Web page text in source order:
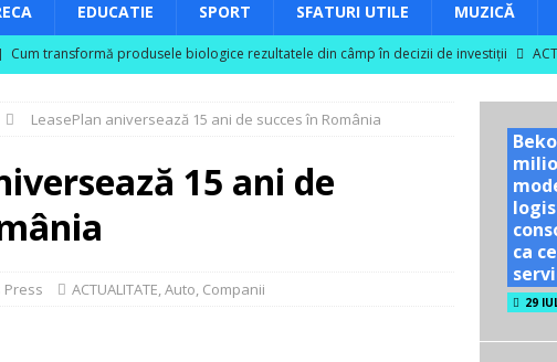
EDUCATIE SPORT SFATURI UTILE MUZICĂ
Cum transformă produsele biologice rezultatele din câmp în decizii de investiții
ACTUALITATE
Cinci ani de PPC blue
ACTUALITATE
CITR – Insolvențele din agricultură se dublează în S1 2026; peste 40% dintre
ACTUALITATE
ACTUALITATE
LeasePlan aniversează 15 ani de succes în România
15 ani de
Press ACTUALITATE,Auto, Companii
ca
29